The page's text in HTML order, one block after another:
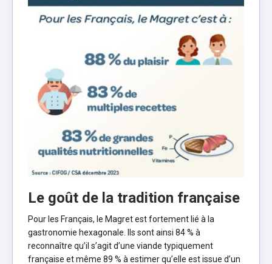
Le goût de la tradition française
Pour les Français, le Magret est fortement lié à la
gastronomie hexagonale. Ils sont ainsi 84 % à
reconnaître qu’il s’agit d’une viande typiquement
française et même 89 % à estimer qu’elle est issue d’un